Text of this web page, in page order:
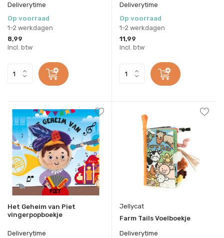
Deliverytime
Op voorraad
1-2 werkdagen
8,99
Incl. btw
Deliverytime
Op voorraad
1-2 werkdagen
11,99
Incl. btw
Het Geheim van Piet
vingerpopboekje
Deliverytime
Jellycat
Farm Tails Voelboekje
Deliverytime